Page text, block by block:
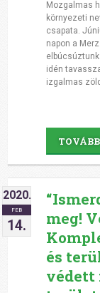
Mozgalmas
környezeti
csapata.
napon a
idén
izgalmas
2020.
FEB
14.
meg!
és
védett